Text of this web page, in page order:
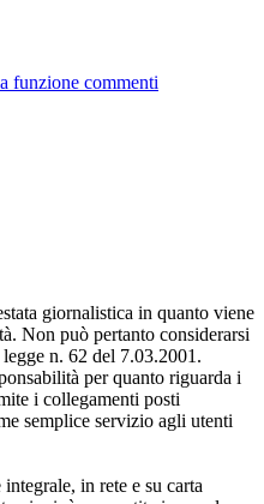
funzione commenti
giornalistica in quanto viene
Non può pertanto considerarsi
n. 62 del 7.03.2001.
per quanto riguarda i
i collegamenti posti
semplice servizio agli utenti
in rete e su carta